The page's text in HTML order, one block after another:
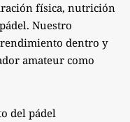
física, nutrición
Nuestro
dentro y
amateur como
del pádel